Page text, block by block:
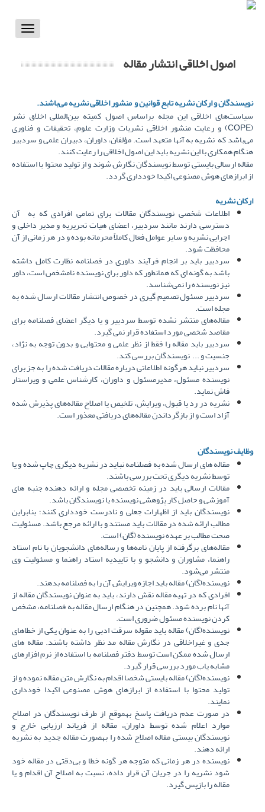
Toggle
اصول اخلاقی انتشار مقاله
نویسندگان و ارکان نشریه تابع قوانین و منشور اخلاقی نشریه می‌باشند.
سیاست‌های اخلاقی این مجله براساس اصول کمیته بین‌المللی اخلاق نشر
(
COPE) و رعایت منشور اخلاقی نشریات وزارت علوم، تحقیقات و فناوری
می‌باشد که نشریه به آنها متعهد است. مؤلفان، داوران، دبیران علمی و سردبیر
هنگام همکاری با این نشریه باید این اصول اخلاقی را رعایت کنند.
مقاله ارسالی بایستی توسط نویسندگان نگارش شوند و از تولید محتوا با استفاده
از ابرازهای هوش مصنوعی اکیدا خودداری گردد.
ارکان نشریه
اطلاعات شخصی نویسندگان مقالات برای تمامی افرادی که به آن
دسترسی دارند مانند سردبیر، اعضای هیات تحریریه و مدیر داخلی و
اجرایی نشریه و سایر عوامل فعال کاملاً محرمانه بوده و در هر زمانی از آن
محافظت شود.
سردبیر باید بر انجام فرآیند داوری در فصلنامه نظارت کامل داشته
باشد به گونه ای که همانطور که داور برای نویسنده نامشخص است، داور
نیز نویسنده را نمی‌شناسد.
سردبیر مسئول تصمیم گیری در خصوص انتشار مقالات ارسال شده به
مجله است.
مقاله‌های منتشر نشده توسط سردبیر و یا دیگر اعضای فصلنامه برای
مقاصد شخصی مورد استفاده قرار نمی گیرد.
سردبیر باید مقاله را فقط از نظر علمی و محتوایی و بدون توجه به نژاد،
جنسیت و ... نویسندگان بررسی کند.
سردبیر نباید هرگونه اطلاعاتی درباره مقالات دریافت شده را به جز برای
نویسنده مسئول، مدیرمسئول و داوران، کارشناس علمی و ویراستار
فاش نماید.
نشریه در رد یا قبول، ویرایش، تلخیص یا اصلاح مقاله­‌های پذیرش شده
آزاد است و از بازگرداندن مقاله‌های دریافتی معذور است.
وظایف نویسندگان
مقاله های ارسال شده به فصلنامه نباید در نشریه دیگری چاپ شده و یا
توسط نشریه دیگری تحت بررسی باشند.
مقالات ارسالی باید در زمینه­ تخصصی مجله و ارائه دهنده جنبه ­های
آموزشی و حاصل کار پژوهشی نویسنده یا نویسندگان باشد.
نویسندگان باید از اظهارات جعلی و نادرست خودداری کنند؛ بنابراین
مطالب ارائه شده در مقالات باید مستند و با ارائه مرجع باشد. مسئولیت
صحت مطالب بر عهده نویسنده (گان) است.
مقاله‌های برگرفته از پایان نامه‌ها و رساله‌های دانشجویان با نام استاد
راهنما، مشاوران و دانشجو و با تاییدیه استاد راهنما و مسئولیت وی
منتشر می‌شود.
نویسنده(گان) مقاله باید اجازه ویرایش آن را به فصلنامه بدهند.
افرادی که در تهیه مقاله نقش دارند، باید به عنوان نویسندگان مقاله از
آنها نام برده شود. همچنین در هنگام ارسال مقاله به فصلنامه، مشخص
کردن نویسنده مسئول ضروری است.
نویسنده(گان) مقاله باید مقوله سرقت ادبی را به عنوان یکی از خطاهای
جدی و غیراخلاقی در نگارش مقاله مد نظر داشته باشند. مقاله های
ارسال شده ممکن است توسط دفتر فصلنامه با استفاده از نرم افزارهای
مشابه یاب مورد بررسی قرار گیرد.
نویسنده(گان) مقاله بایستی شخصا اقدام به نگارش متن مقاله نموده و از
تولید محتوا با استفاده از ابرازهای هوش مصنوعی اکیدا خودداری
نمایند.
در صورت عدم دریافت پاسخ به­موقع از طرف نویسندگان در اصلاح
موارد اعلام شده توسط داوران، مقاله از فریاند ارزیابی خارج و
نویسندگان بیستی مقاله اصلاح شده را به­صورت مقاله جدید به نشریه
ارائه دهند.
نویسنده در هر زمانی که متوجه هر گونه خطا و بی‌دقتی در مقاله خود
شود نشریه را در جریان آن قرار داده، نسبت به اصلاح آن اقدام و یا
مقاله را بازپس گیرد.